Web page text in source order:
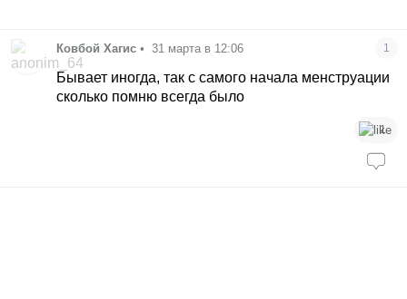
Ковбой Хагис • 31 марта в 12:06 1
Бывает иногда, так с самого начала менструации
сколько помню всегда было
1